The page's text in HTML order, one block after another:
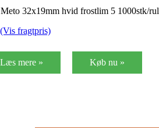
32x19mm hvid frostlim 5 1000stk/rul
(Vis fragtpris)
Læs mere » Køb nu »